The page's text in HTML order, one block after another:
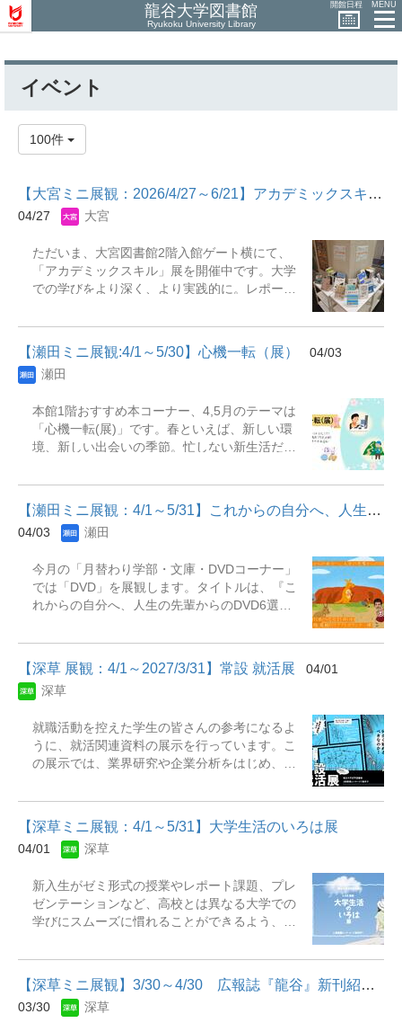
龍谷大学図書館
Ryukoku University Library
開館日程 MENU
イベント
100件
【大宮ミニ展観：2026/4/27～6/21】アカデミックスキル展
04/27 大宮
ただいま、大宮図書館2階入館ゲート横にて、
「アカデミックスキル」展を開催中です。大学
での学びをより深く、より実践的に。レポート
テーマの見つけ方、など知的活動を支える内容
を紹介しています。これから学びを本格化させ
る方はもちろん、日々のレポートや研究に課題
を感じている方にも役立つ一冊が見つかるので
能ですので、ぜひご利用ください。皆さまのご
来館をお待ちしております。 展示期間
&hellip;4/27（月）～6/21（日）展示場所&hellip;
料】・調べる技術・知的キャンパスライフのす
すめ : スタディ・スキルズから自己開発へ・批
判的思考力を高めるエクササイズ : その情報は
信頼できる?・失敗から学ぶ大学生のレポート作
的研究をはじめるための30の基礎スキル : おさ
えておきたい実践の手引き・伝わるプレゼン資
料作成成功の実践法則50 : 相手をうなずかせる
レートで学ぶはじめての心理学論文・レポート
作成・クリティカル・リーディ...
【瀬田ミニ展観:4/1～5/30】心機一転（展）
04/03
瀬田
本館1階おすすめ本コーナー、4,5月のテーマは
「心機一転(展)」です。春といえば、新しい環
境、新しい出会いの季節。忙しない新生活だか
大切です。そこで、今まで気づかなかった新し
い自分を見つけられるような本を選定いたしま
した。心機一転、日々を鮮やかに彩る「はじま
りの1冊」をぜひ手に取ってみませんか。 ※リ
ーの略で図書館で１年業務経験を積んだ学生ア
シスタントスタッフの事です。ライブラリーア
ドバイザーは利用者のお困りごとをサポートを
本等のコーナーづくりを担当していたり幅広い
業務を行っています。 展示期間：2026年4月1
日（水）～2026年5月30日（土）展示場所：瀬
田図書館 本館1階展観Ｂ（角状書架） 主な展
16選 : 湖北・湖東・湖南・湖西をめぐる山々』
『いきなりプログラミングPython』 『琵琶湖の
釣魚大全 : 22種の生態・釣り方・道具がわかる
乗り越える100の方法』
【瀬田ミニ展観：4/1～5/31】これからの自分へ、人生の先輩からの...
04/03 瀬田
今月の「月替わり学部・文庫・DVDコーナー」
では「DVD」を展観します。タイトルは、『こ
れからの自分へ、人生の先輩からのDVD6選』
今だからこそ、人生の先輩たちの言葉に耳を傾
けてみませんか。本展では、それぞれの道を切
り拓いてきたプロたちの生き方を収めたDVDを
6作品選びました。成功だけでなく、迷いや葛藤
あなたの選択のヒントになるはずです。未来へ
踏み出す一歩のそばに、先輩たちの声を。ぜひ
この機会にお試しください。（自動化書架の使
ください） 展示期間：2026年4月1日（水）～
2026年5月31日（日）展示場所：瀬田図書館
本館１階 展観Ｅ(リブアドカウンター横) 主な展
示資料： 『米農家 石井稔の仕事 : 苦労の数だ
農場で、土に生きる』 『猟師久保俊治の仕事 :
独り、山の王者に挑む』 『自動車エンジン開発
人見光夫の仕事 : "振り切る先に、未来がある"』
瞬間に、全力を』 『専門看護師北村愛子の仕事
: 迷わず走...
【深草 展観：4/1～2027/3/31】常設 就活展
04/01
深草
就職活動を控えた学生の皆さんの参考になるよ
うに、就活関連資料の展示を行っています。こ
の展示では、業界研究や企業分析をはじめ、エ
ススキルに関する資料など、実践的な内容の図
書を幅広く取り揃えています。「企業研究」
「応募・面接対策」「資格・スキル」などのジ
ャンルごとに分けて並べているので、探しやす
隔月で展示資料の入れ替えも実施する予定で
す。最新の情報や時代の動向にあわせた資料を
集めています。ぜひご覧いただき、今後の就職
月1日(水)～2027年3月31日(水) 場 所：図書
館2階展観コーナーA(和顔館2階新着図書コーナ
ー横)【主な展示資料】『何になりたいかわから
ないけど就活を始めるあなたへ : まず自己分析
【深草ミニ展観：4/1～5/31】大学生活のいろは展
04/01 深草
新入生がゼミ形式の授業やレポート課題、プレ
ゼンテーションなど、高校とは異なる大学での
学びにスムーズに慣れることができるよう、図
せて、レポート・論文の書き方や発表方法、
Word・ExcelなどのPCソフトの操作方法といっ
た学修に役立つ資料のほか、大学生活全般に活
かせる資料も幅広く紹介します。さらに、一人
【深草ミニ展観】3/30～4/30 広報誌『龍谷』 新刊紹介展
03/30 深草